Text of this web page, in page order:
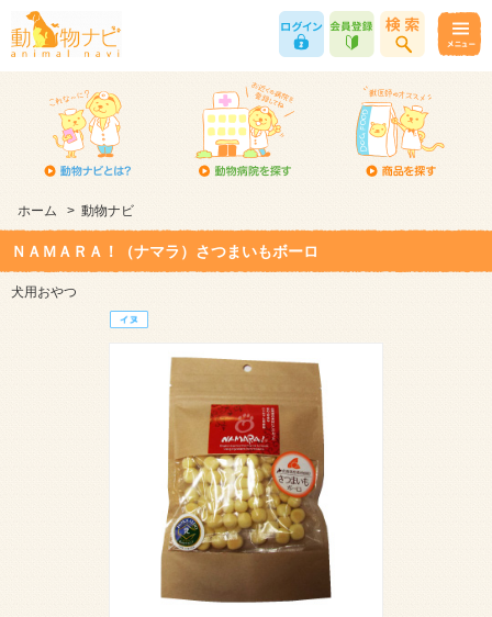
ホーム > 動物ナビ
ＮＡＭＡＲＡ！（ナマラ）さつまいもボーロ
犬用おやつ